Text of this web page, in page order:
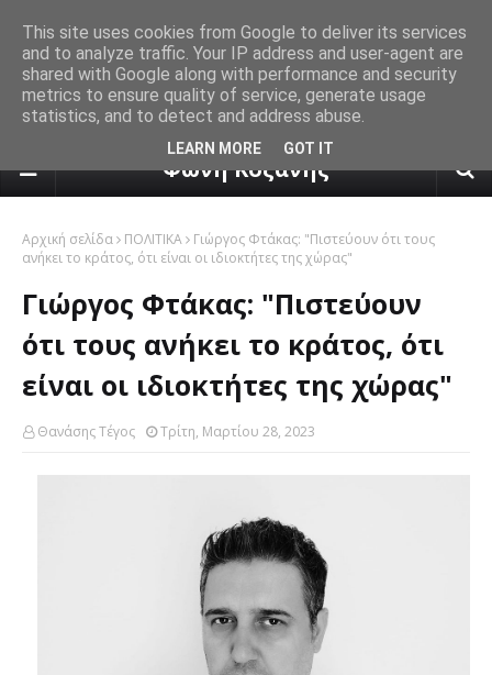
πρόγνωση καιρού από το
Φωνή Κοζάνης
Αρχική σελίδα ΠΟΛΙΤΙΚΑ
Γιώργος Φτάκας: "Πιστεύουν ότι τους
ανήκει το κράτος, ότι είναι οι ιδιοκτήτες της χώρας"
Γιώργος Φτάκας: "Πιστεύουν
ότι τους ανήκει το κράτος, ότι
είναι οι ιδιοκτήτες της χώρας"
Θανάσης Τέγος Τρίτη, Μαρτίου 28, 2023
This site uses cookies from Google to deliver its services
and to analyze traffic. Your IP address and user-agent are
shared with Google along with performance and security
metrics to ensure quality of service, generate usage
statistics, and to detect and address abuse.
LEARN MORE GOT IT